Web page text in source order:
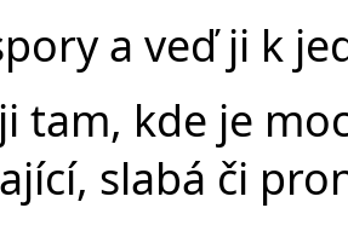
a veď ji k
tam, kde je
slabá či